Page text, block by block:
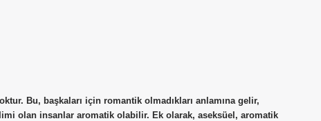
Bu, başkaları için romantik olmadıkları anlamına gelir,
olan insanlar aromatik olabilir. Ek olarak, aseksüel, aromatik